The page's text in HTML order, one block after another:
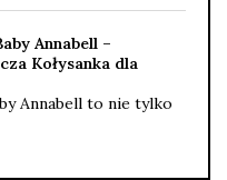
Annabell –
Kołysanka dla
Annabell to nie tylko